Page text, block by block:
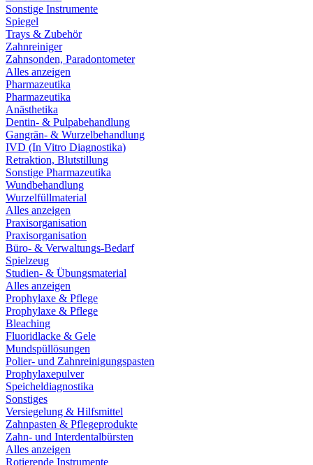
Sonstige Instrumente
Spiegel
Trays & Zubehör
Zahnreiniger
Zahnsonden, Paradontometer
Alles anzeigen
Pharmazeutika
Pharmazeutika
Anästhetika
Dentin- & Pulpabehandlung
Gangrän- & Wurzelbehandlung
IVD (In Vitro Diagnostika)
Retraktion, Blutstillung
Sonstige Pharmazeutika
Wundbehandlung
Wurzelfüllmaterial
Alles anzeigen
Praxisorganisation
Praxisorganisation
Büro- & Verwaltungs-Bedarf
Spielzeug
Studien- & Übungsmaterial
Alles anzeigen
Prophylaxe & Pflege
Prophylaxe & Pflege
Bleaching
Fluoridlacke & Gele
Mundspüllösungen
Polier- und Zahnreinigungspasten
Prophylaxepulver
Speicheldiagnostika
Sonstiges
Versiegelung & Hilfsmittel
Zahnpasten & Pflegeprodukte
Zahn- und Interdentalbürsten
Alles anzeigen
Rotierende Instrumente